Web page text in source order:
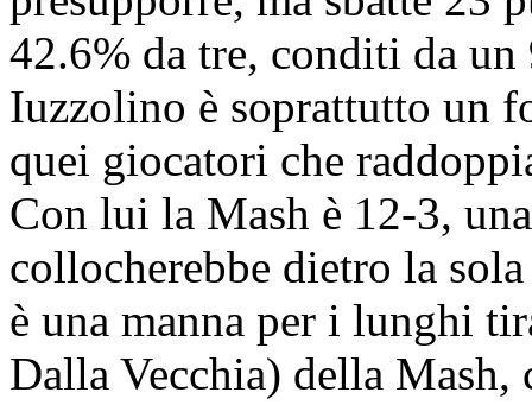
42.6% da tre, conditi da
Iuzzolino è soprattutto un
quei giocatori che
Con lui la Mash è 12-3,
collocherebbe dietro la
è una manna per i lunghi
Dalla Vecchia) della